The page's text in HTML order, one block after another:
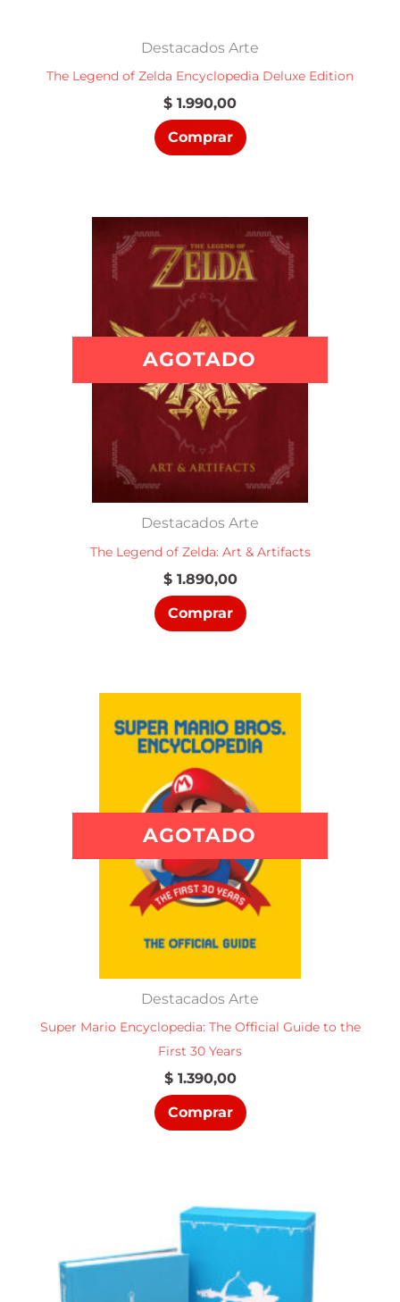
Destacados Arte
The Legend of Zelda Encyclopedia Deluxe Edition
$ 1.990,00
Comprar
AGOTADO
Destacados Arte
The Legend of Zelda: Art & Artifacts
$1.890,00
Comprar
AGOTADO
Destacados Arte
Super Mario Encyclopedia: The Official Guide to the
First 30 Years
$1.390,00
Comprar